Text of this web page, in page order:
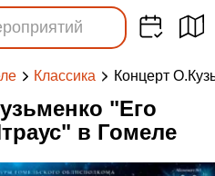
Классика Концерт
"Его
в Гомеле